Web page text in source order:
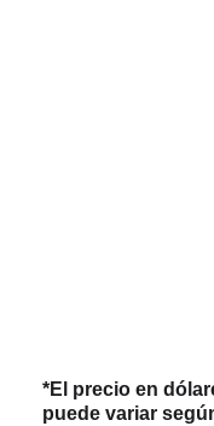
*El precio en
puede variar